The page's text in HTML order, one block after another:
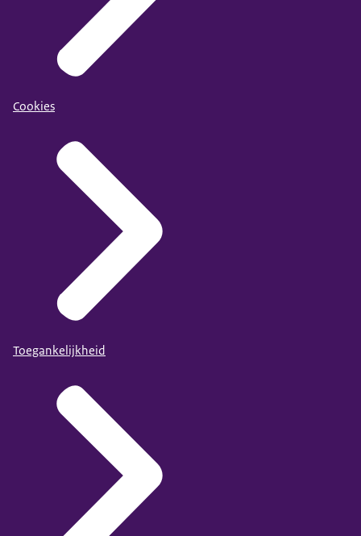
Cookies
Toegankelijkheid